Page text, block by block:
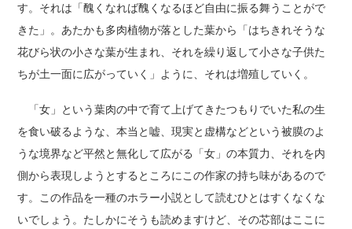
す。それは「醜くなれば醜くなるほど自由に振る舞うことがで
きた」。あたかも多肉植物が落とした葉から「はちきれそうな
花びら状の小さな葉が生まれ、それを繰り返して小さな子供た
ちが土一面に広がっていく」ように、それは増殖していく。
「女」という葉肉の中で育て上げてきたつもりでいた私の生
を食い破るような、本当と嘘、現実と虚構などという被膜のよ
うな境界など平然と無化して広がる「女」の本質力、それを内
側から表現しようとするところにこの作家の持ち味があるので
す。この作品を一種のホラー小説として読むひとはすくなくな
いでしょう。たしかにそうも読めますけど、その芯部はここに